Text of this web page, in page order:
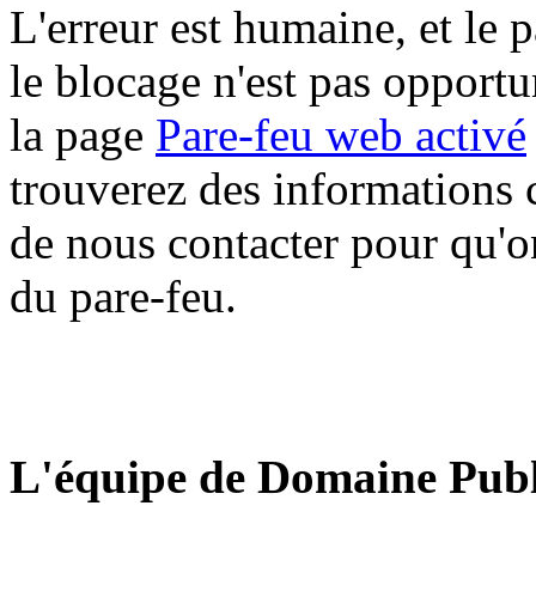
L'erreur est humaine, et le
le blocage n'est pas
la page Pare-feu web activé
trouverez des informations
de nous contacter pour
du pare-feu.
L'équipe de Domaine